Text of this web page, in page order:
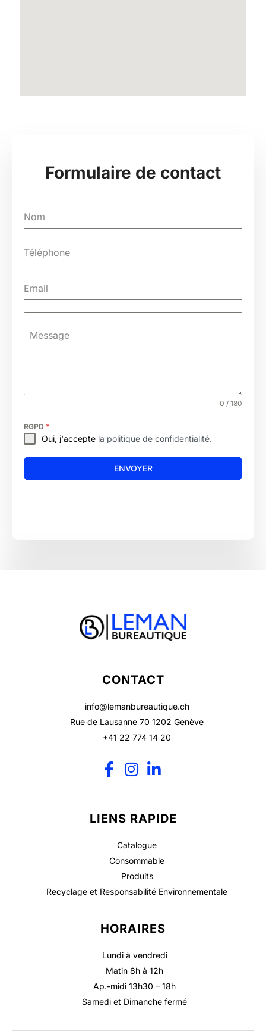
Formulaire de contact
Message
0 / 180
RGPD *
Oui, j'accepte la politique de confidentialité.
ENVOYER
CONTACT
info@lemanbureautique.ch
Rue de Lausanne 70 1202 Genève
+41 22 774 14 20
LIENS RAPIDE
Catalogue
Consommable
Produits
Recyclage et Responsabilité Environnementale
HORAIRES
Lundi à vendredi
Matin 8h à 12h
Ap.-midi 13h30 – 18h
Samedi et Dimanche fermé